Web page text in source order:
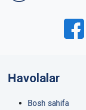
Havolalar
Bosh sahifa